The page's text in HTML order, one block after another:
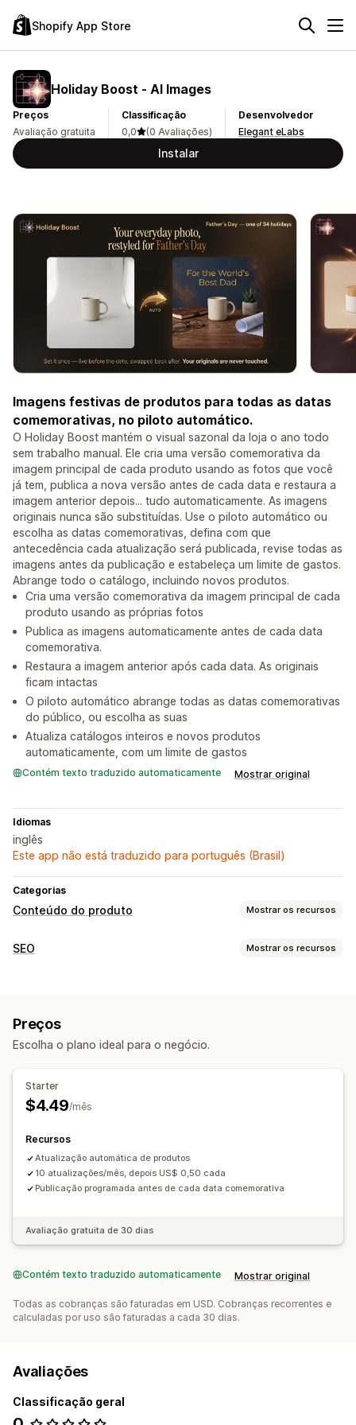
Shopify App Store
Holiday Boost ‑ AI Images
Preços
Avaliação gratuita
Classificação
0,0
(0 Avaliações)
Desenvolvedor
Elegant eLabs
Instalar
Imagens festivas de produtos para todas as datas
comemorativas, no piloto automático.
O Holiday Boost mantém o visual sazonal da loja o ano todo
sem trabalho manual. Ele cria uma versão comemorativa da
imagem principal de cada produto usando as fotos que você
já tem, publica a nova versão antes de cada data e restaura a
imagem anterior depois... tudo automaticamente. As imagens
originais nunca são substituídas. Use o piloto automático ou
escolha as datas comemorativas, defina com que
antecedência cada atualização será publicada, revise todas as
imagens antes da publicação e estabeleça um limite de gastos.
Abrange todo o catálogo, incluindo novos produtos.
Cria uma versão comemorativa da imagem principal de cada
produto usando as próprias fotos
Publica as imagens automaticamente antes de cada data
comemorativa.
Restaura a imagem anterior após cada data. As originais
ficam intactas
O piloto automático abrange todas as datas comemorativas
do público, ou escolha as suas
Atualiza catálogos inteiros e novos produtos
automaticamente, com um limite de gastos
Contém texto traduzido automaticamente Mostrar original
Idiomas
inglês
Este app não está traduzido para português (Brasil)
Categorias
Conteúdo do produto Mostrar os recursos
Tipos de conteúdo
Geração por IA
SEO
SEO Mostrar os recursos
Monitoramento de desempenho
Preços
Escolha o plano ideal para o negócio.
Starter
$4.49/mês
Recursos
Atualização automática de produtos
10 atualizações/mês, depois US$ 0,50 cada
Publicação programada antes de cada data comemorativa
Avaliação gratuita de 30 dias
Contém texto traduzido automaticamente Mostrar original
Todas as cobranças são faturadas em USD. Cobranças recorrentes e
calculadas por uso são faturadas a cada 30 dias.
Avaliações
Classificação geral